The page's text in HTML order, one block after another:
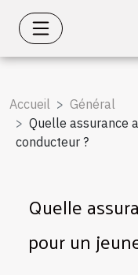
Accueil
Général
Quelle assurance
conducteur ?
Quelle
pour un